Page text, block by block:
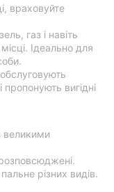
враховуйте
газ і навіть
Ідеально для
пропонують вигідні
великими
різних видів.